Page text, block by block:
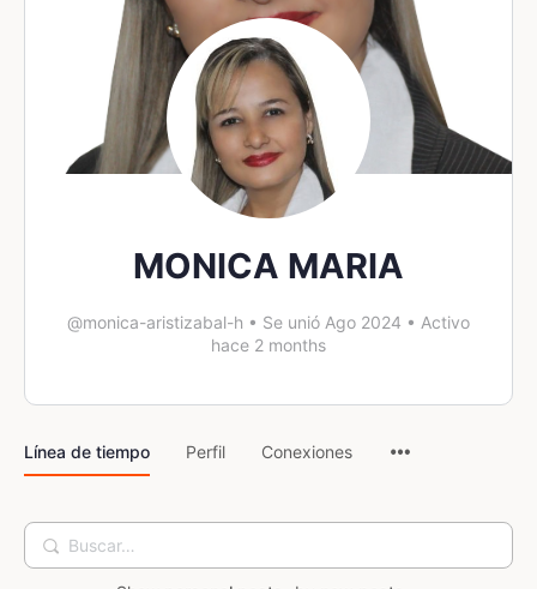
MONICA MARIA
@monica-aristizabal-h • Se unió Ago 2024 • Activo
hace 2 months
Línea de tiempo Perfil Conexiones
Buscar…